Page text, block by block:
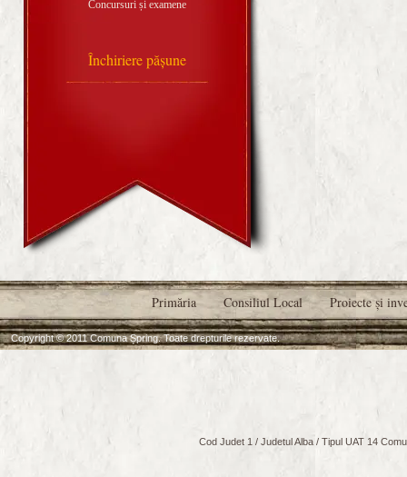
Concursuri și examene
Închiriere pășune
Primăria Consiliul Local Proiecte şi
Copyright © 2011 Comuna Șpring. Toate drepturile rezervate.
Cod Judet 1 / Judetul Alba / Tipul UAT 14